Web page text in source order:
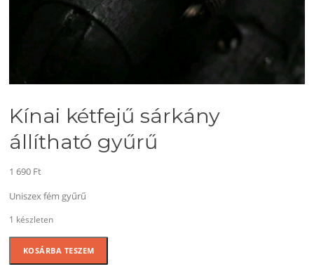
Kínai kétfejű sárkány
állítható gyűrű
1 690 Ft
Uniszex fém gyűrű
1 készleten
KOSÁRBA TESZEM